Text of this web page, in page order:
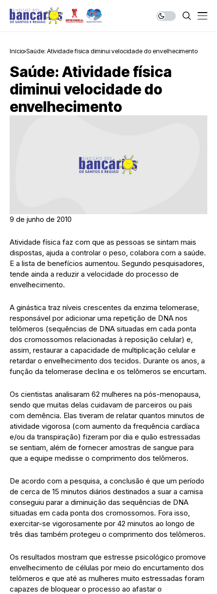
Início Saúde: Atividade física diminui velocidade do envelhecimento
Saúde: Atividade física
diminui velocidade do
envelhecimento
9 de junho de 2010
Atividade física faz com que as pessoas se sintam mais
dispostas, ajuda a controlar o peso, colabora com a saúde.
E a lista de benefícios aumentou. Segundo pesquisadores,
tende ainda a reduzir a velocidade do processo de
envelhecimento.
A ginástica traz níveis crescentes da enzima telomerase,
responsável por adicionar uma repetição de DNA nos
telômeros (sequências de DNA situadas em cada ponta
dos cromossomos relacionadas à reposição celular) e,
assim, restaurar a capacidade de multiplicação celular e
retardar o envelhecimento dos tecidos. Durante os anos, a
função da telomerase declina e os telômeros se encurtam.
Os cientistas analisaram 62 mulheres na pós-menopausa,
sendo que muitas delas cuidavam de parceiros ou pais
com demência. Elas tiveram de relatar quantos minutos de
atividade vigorosa (com aumento da frequência cardíaca
e/ou da transpiração) fizeram por dia e quão estressadas
se sentiam, além de fornecer amostras de sangue para
que a equipe medisse o comprimento dos telômeros.
De acordo com a pesquisa, a conclusão é que um período
de cerca de 15 minutos diários destinados a suar a camisa
conseguiu parar a diminuição das sequências de DNA
situadas em cada ponta dos cromossomos. Fora isso,
exercitar-se vigorosamente por 42 minutos ao longo de
três dias também protegeu o comprimento dos telômeros.
Os resultados mostram que estresse psicológico promove
envelhecimento de células por meio do encurtamento dos
telômeros e que até as mulheres muito estressadas foram
capazes de bloquear o processo ao afastar o